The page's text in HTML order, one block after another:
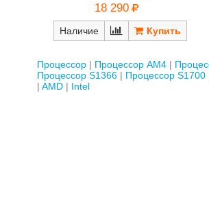
18 290
Наличие
Процессор Процессор AM4
Процессор S1366
Процессор S1700
AMD
Intel